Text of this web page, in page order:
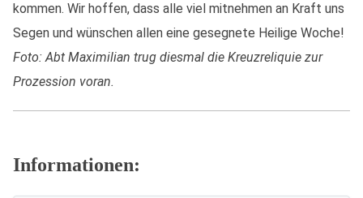
kommen. Wir hoffen, dass alle viel mitnehmen an Kraft uns
Segen und wünschen allen eine gesegnete Heilige Woche!
Foto: Abt Maximilian trug diesmal die Kreuzreliquie zur
Prozession voran.
Informationen: